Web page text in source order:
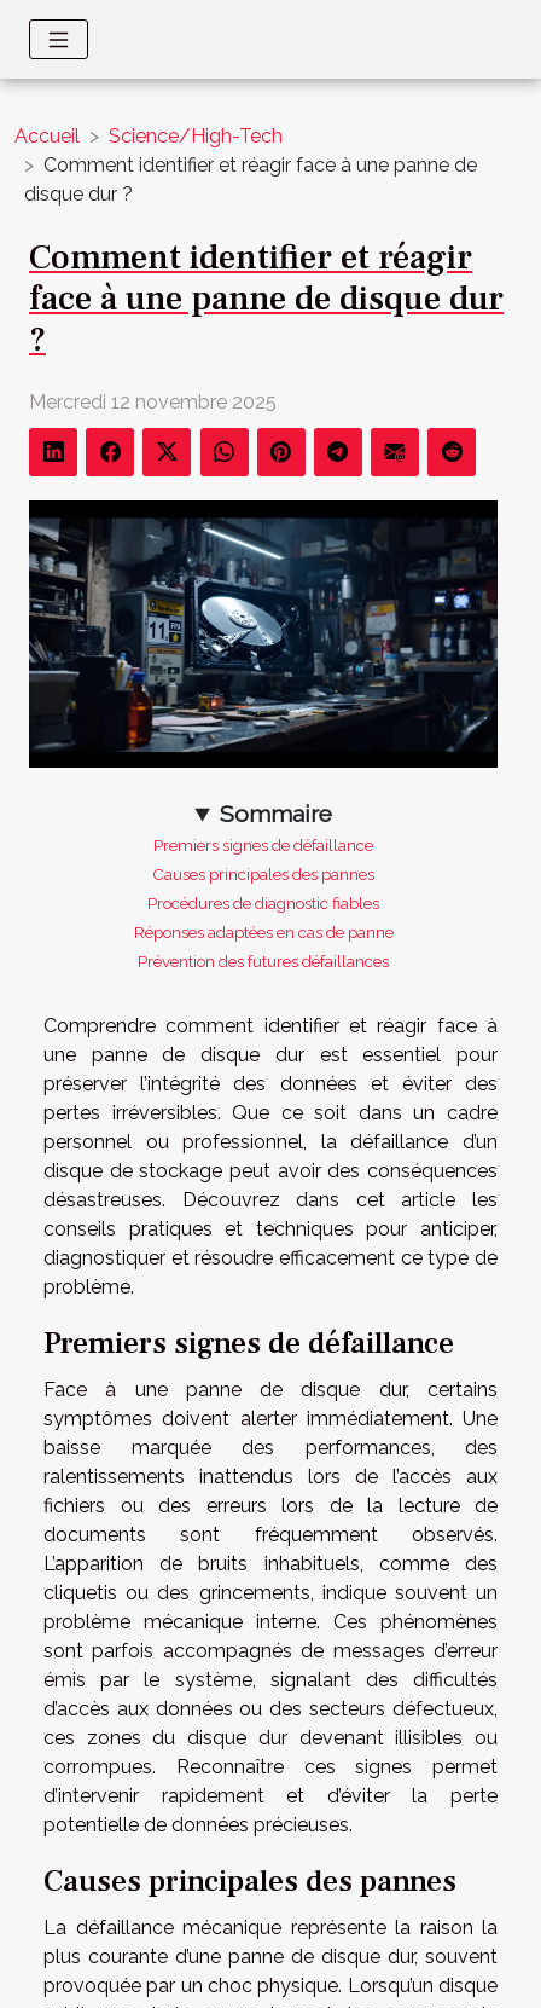
Accueil
Science/High-Tech
Comment identifier et réagir face à une panne de
disque dur ?
Comment identifier et réagir
face à une panne de disque dur
?
Mercredi 12 novembre 2025
Sommaire
Premiers signes de défaillance
Causes principales des pannes
Procédures de diagnostic fiables
Réponses adaptées en cas de panne
Prévention des futures défaillances
Comprendre comment identifier et réagir face à
une panne de disque dur est essentiel pour
préserver l’intégrité des données et éviter des
pertes irréversibles. Que ce soit dans un cadre
personnel ou professionnel, la défaillance d’un
disque de stockage peut avoir des conséquences
désastreuses. Découvrez dans cet article les
conseils pratiques et techniques pour anticiper,
diagnostiquer et résoudre efficacement ce type de
problème.
Premiers signes de défaillance
Face à une panne de disque dur, certains
symptômes doivent alerter immédiatement. Une
baisse marquée des performances, des
ralentissements inattendus lors de l’accès aux
fichiers ou des erreurs lors de la lecture de
documents sont fréquemment observés.
L’apparition de bruits inhabituels, comme des
cliquetis ou des grincements, indique souvent un
problème mécanique interne. Ces phénomènes
sont parfois accompagnés de messages d’erreur
émis par le système, signalant des difficultés
d’accès aux données ou des secteurs défectueux,
ces zones du disque dur devenant illisibles ou
corrompues. Reconnaître ces signes permet
d’intervenir rapidement et d’éviter la perte
potentielle de données précieuses.
Causes principales des pannes
La défaillance mécanique représente la raison la
plus courante d’une panne de disque dur, souvent
provoquée par un choc physique. Lorsqu’un disque